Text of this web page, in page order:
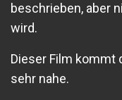
beschrieben, aber
wird.
Dieser Film kommt
sehr nahe.